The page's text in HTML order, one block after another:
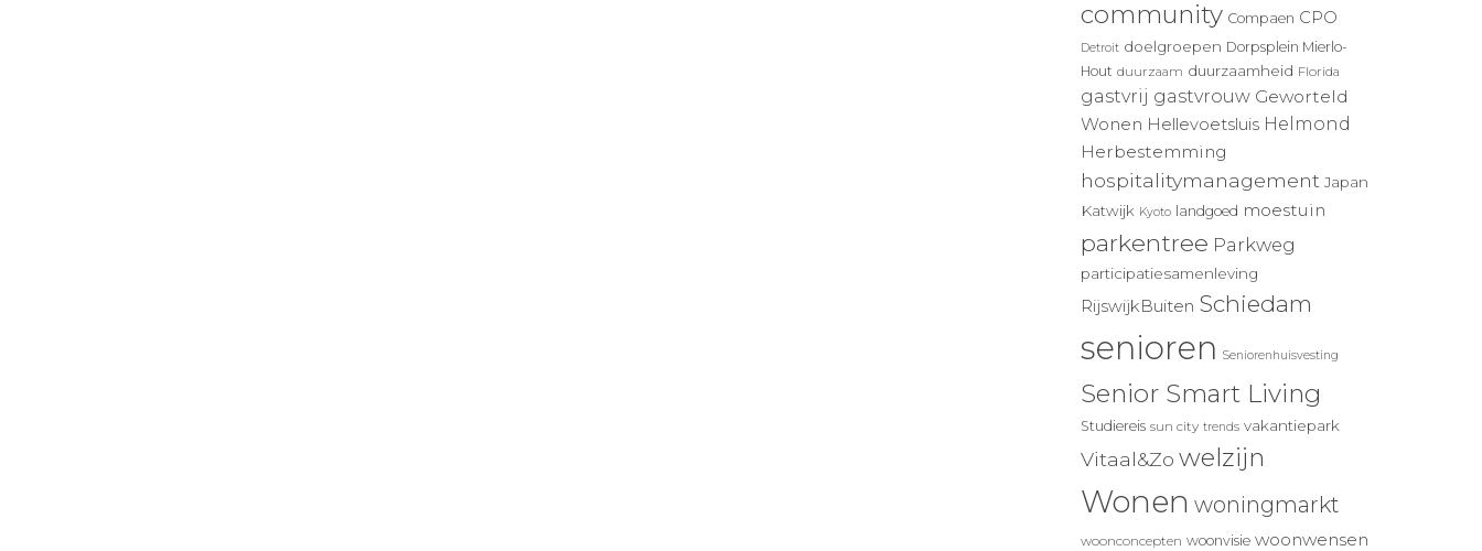
community Compaen CPO
Detroit doelgroepen Dorpsplein Mierlo-
Hout duurzaam duurzaamheid Florida
gastvrij gastvrouw Geworteld
Wonen Hellevoetsluis Helmond
Herbestemming
hospitalitymanagement Japan
Katwijk Kyoto landgoed moestuin
parkentree Parkweg
participatiesamenleving
RijswijkBuiten Schiedam
senioren Seniorenhuisvesting
Senior Smart Living
Studiereis sun city trends vakantiepark
Vitaal&Zo welzijn
Wonen woningmarkt
woonconcepten woonvisie woonwensen